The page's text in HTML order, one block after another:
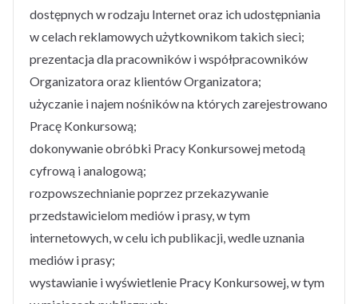
dostępnych w rodzaju Internet oraz ich udostępniania
w celach reklamowych użytkownikom takich sieci;
prezentacja dla pracowników i współpracowników
Organizatora oraz klientów Organizatora;
użyczanie i najem nośników na których zarejestrowano
Pracę Konkursową;
dokonywanie obróbki Pracy Konkursowej metodą
cyfrową i analogową;
rozpowszechnianie poprzez przekazywanie
przedstawicielom mediów i prasy, w tym
internetowych, w celu ich publikacji, wedle uznania
mediów i prasy;
wystawianie i wyświetlenie Pracy Konkursowej, w tym